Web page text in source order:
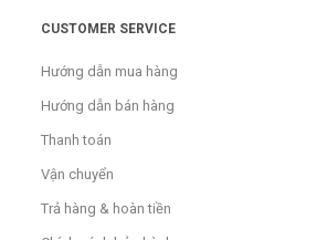
CUSTOMER SERVICE
Hướng dẫn mua hàng
Hướng dẫn bán hàng
Thanh toán
Vận chuyển
Trả hàng & hoàn tiền